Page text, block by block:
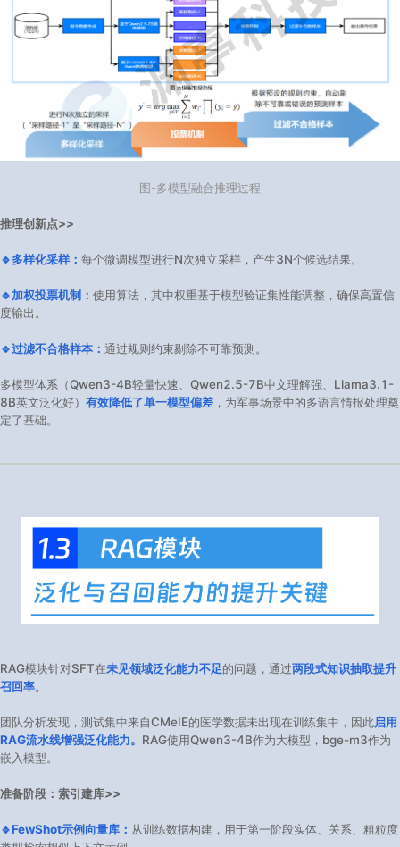
图-多模型融合推理过程
推理创新点>>
🔹多样化采样： 每个微调模型进行N次独立采样，产生3N个候选结果。
🔹加权投票机制： 使用算法，其中权重基于模型验证集性能调整，确保高置信
度输出。
🔹过滤不合格样本： 通过规则约束剔除不可靠预测。
多模型体系（Qwen3-4B轻量快速、Qwen2.5-7B中文理解强、Llama3.1-
8B英文泛化好） 有效降低了单一模型偏差 ，为军事场景中的多语言情报处理奠
定了基础。
RAG模块针对SFT在未见领域泛化能力不足的问题，通过两段式知识抽取提升
召回率。
团队分析发现，测试集中来自CMeIE的医学数据未出现在训练集中，因此启用
RAG流水线增强泛化能力。 RAG使用Qwen3-4B作为大模型，bge-m3作为
嵌入模型。
准备阶段：索引建库>>
🔹FewShot示例向量库： 从训练数据构建，用于第一阶段实体、关系、粗粒度